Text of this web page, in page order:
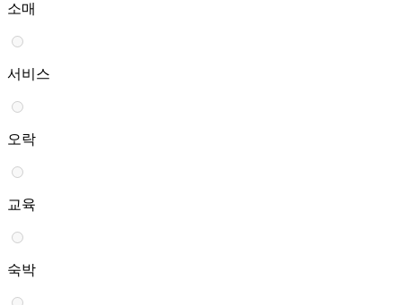
소매
서비스
오락
교육
숙박